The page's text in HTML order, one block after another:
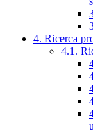
4. Ricerca
4.1.